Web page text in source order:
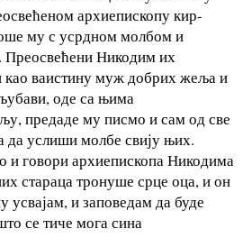
архиепископу кир-
му с усрдном молбом и
Никодим их
ваистину муж добрих жеља и
оде са њима
предаде му писмо и сам од све
услиши молбе свију њих.
и говори архиепископа Никодима
стараца тронуше срце оца, и он
и заповедам да буде
се тиче мога сина